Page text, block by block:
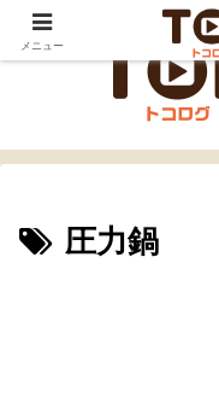
圧力鍋
メニュー